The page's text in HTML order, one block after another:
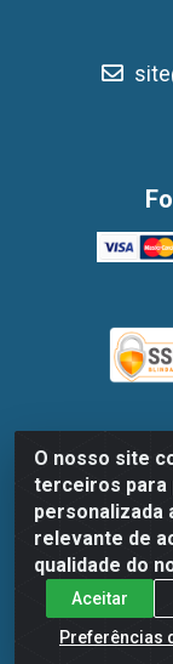
O nosso site
terceiros para
personalizada
relevante de
qualidade do
Aceitar
Preferências
Dispan
Marechal
Recife/PE -